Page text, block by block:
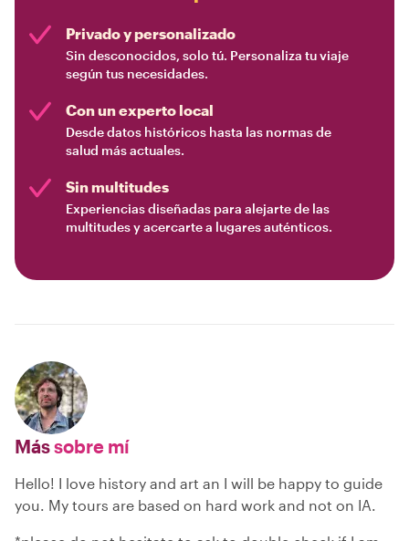
Privado y personalizado
Sin desconocidos, solo tú. Personaliza tu viaje
según tus necesidades.
Con un experto local
Desde datos históricos hasta las normas de
salud más actuales.
Sin multitudes
Experiencias diseñadas para alejarte de las
multitudes y acercarte a lugares auténticos.
Mássobre mí
Hello! I love history and art an I will be happy to guide
you. My tours are based on hard work and not on IA.